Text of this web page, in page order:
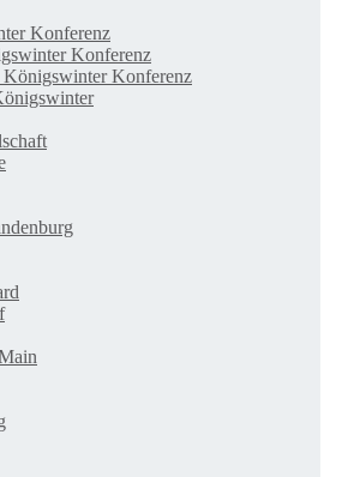
Konferenz
Konferenz
Konferenz